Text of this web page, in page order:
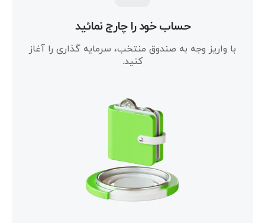
حساب خود را چارج نمائید
با واریز وجه به صندوق منتخب، سرمایه گذاری را آغاز
کنید.